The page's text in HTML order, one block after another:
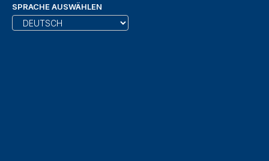
SPRACHE AUSWÄHLEN